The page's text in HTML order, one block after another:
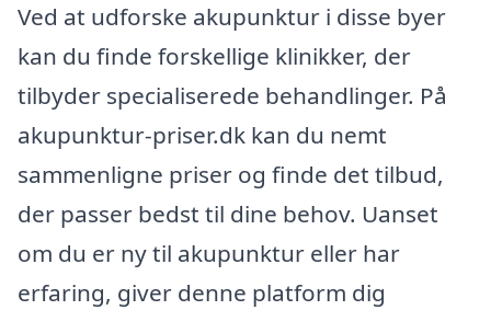
Ved at udforske akupunktur i disse byer
kan du finde forskellige klinikker, der
tilbyder specialiserede behandlinger. På
akupunktur-priser.dk kan du nemt
sammenligne priser og finde det tilbud,
der passer bedst til dine behov. Uanset
om du er ny til akupunktur eller har
erfaring, giver denne platform dig